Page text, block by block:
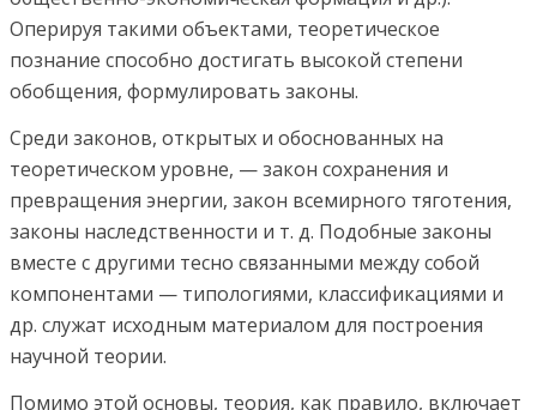
Оперируя такими объектами, теоретическое
познание способно достигать высокой степени
обобщения, формулировать законы.
Среди законов, открытых и обоснованных на
теоретическом уровне, — закон сохранения и
превращения энергии, закон всемирного тяготения,
законы наследственности и т. д. Подобные законы
вместе с другими тесно связанными между собой
компонентами — типологиями, классификациями и
др. служат исходным материалом для построения
научной теории.
Помимо этой основы, теория, как правило, включает